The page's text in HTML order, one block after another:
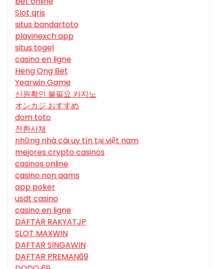
Slot qris
situs bandartoto
playinexch app
situs togel
casino en ligne
Heng Ong Bet
Yearwin Game
신원확인 불필요 카지노
オンカジ おすすめ
dom toto
전환사채
những nhà cái uy tín tại việt nam
mejores crypto casinos
casinos online
casino non aams
app poker
usdt casino
casino en ligne
DAFTAR RAKYATJP
SLOT MAXWIN
DAFTAR SINGAWIN
DAFTAR PREMAN69